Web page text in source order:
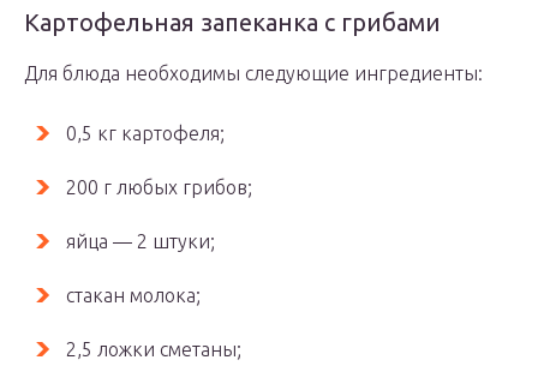
Картофельная запеканка с грибами
Для блюда необходимы следующие ингредиенты:
0,5 кг картофеля;
200 г любых грибов;
яйца — 2 штуки;
стакан молока;
2,5 ложки сметаны;